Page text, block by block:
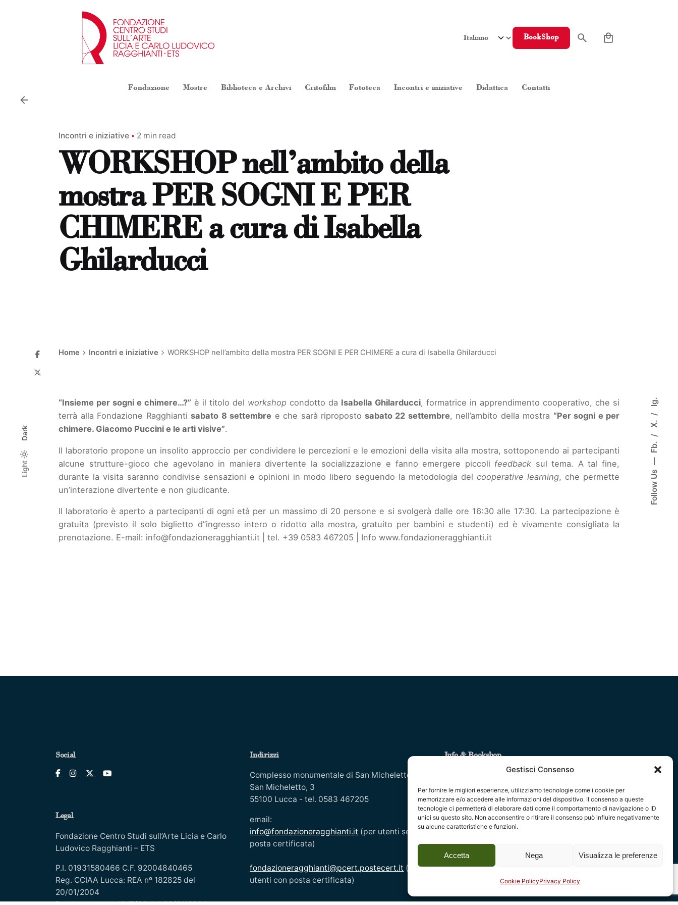
Gestisci Consenso
Per fornire le migliori esperienze, utilizziamo tecnologie come i cookie per
memorizzare e/o accedere alle informazioni del dispositivo. Il consenso a queste
tecnologie ci permetterà di elaborare dati come il comportamento di navigazione o ID
unici su questo sito. Non acconsentire o ritirare il consenso può influire negativamente
su alcune caratteristiche e funzioni.
Accetta Nega Visualizza le preferenze
Cookie PolicyPrivacy Policy
Light
Dark
Light
Dark
Follow Us
Fb.
X.
Ig.
Fondazione Mostre Biblioteca e Archivi Critofilm Fototeca Incontri e iniziative Didattica Contatti
BookShop
Incontri e iniziative 2 min read
WORKSHOP nell’ambito della
mostra PER SOGNI E PER
CHIMERE a cura di Isabella
Ghilarducci
Home Incontri e iniziative WORKSHOP nell’ambito della mostra PER SOGNI E PER CHIMERE a cura di Isabella Ghilarducci
“Insieme per sogni e chimere…?” è il titolo del workshop condotto da Isabella Ghilarducci, formatrice in apprendimento cooperativo, che si
terrà alla Fondazione Ragghianti sabato 8 settembre e che sarà riproposto sabato 22 settembre, nell’ambito della mostra “Per sogni e per
chimere. Giacomo Puccini e le arti visive”.
Il laboratorio propone un insolito approccio per condividere le percezioni e le emozioni della visita alla mostra, sottoponendo ai partecipanti
alcune strutture-gioco che agevolano in maniera divertente la socializzazione e fanno emergere piccoli feedback sul tema. A tal fine,
durante la visita saranno condivise sensazioni e opinioni in modo libero seguendo la metodologia del cooperative learning, che permette
un’interazione divertente e non giudicante.
Il laboratorio è aperto a partecipanti di ogni età per un massimo di 20 persone e si svolgerà dalle ore 16:30 alle 17:30. La partecipazione è
gratuita (previsto il solo biglietto d’’ingresso intero o ridotto alla mostra, gratuito per bambini e studenti) ed è vivamente consigliata la
prenotazione. E-mail: info@fondazioneragghianti.it | tel. +39 0583 467205 | Info www.fondazioneragghianti.it
Social
Legal
Fondazione Centro Studi sull’Arte Licia e Carlo
Ludovico Ragghianti – ETS
P.I. 01931580466 C.F. 92004840465
Reg. CCIAA Lucca: REA nº 182825 del
20/01/2004
Indirizzi
Complesso monumentale di San Micheletto, Via
San Micheletto, 3
55100 Lucca - tel. 0583 467205
email:
info@fondazioneragghianti.it (per utenti senza
posta certificata)
fondazioneragghianti@pcert.postecert.it (solo
utenti con posta certificata)
Info & Bookshop
Condizioni di vendita
Istruzioni per l’utilizzo del bookshop
Informativa per gli utenti del sito web
Cookie Policy
Modifica le preferenze cookie
Distribuzione
Avvertenze legali
Dichiarazione di accessibilità